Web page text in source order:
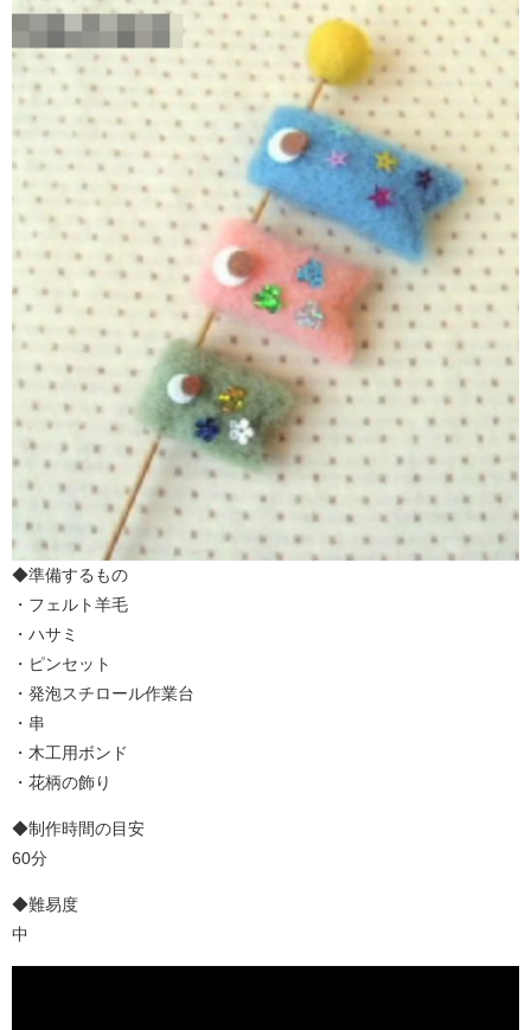
◆準備するもの
・フェルト羊毛
・ハサミ
・ピンセット
・発泡スチロール作業台
・串
・木工用ボンド
・花柄の飾り
◆制作時間の目安
60分
◆難易度
中